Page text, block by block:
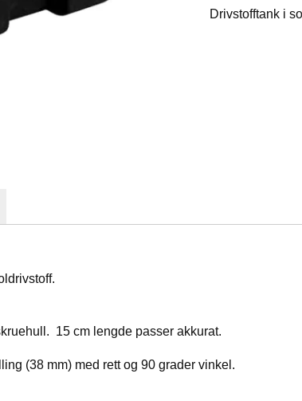
Drivstofftank i
15 cm lengde passer akkurat.
(38 mm) med rett og 90 grader vinkel.